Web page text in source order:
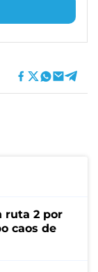
ruta 2 por
caos de